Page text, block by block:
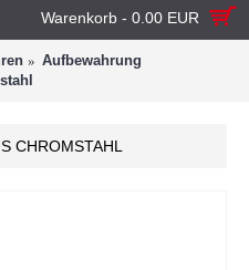
Warenkorb - 0.00 EUR
Aufbewahrung
CHROMSTAHL